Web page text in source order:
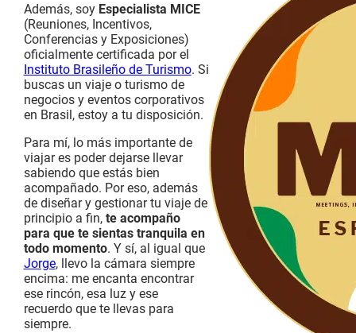
Además, soy Especialista MICE
(Reuniones, Incentivos,
Conferencias y Exposiciones)
oficialmente certificada por el
Instituto Brasileño de Turismo. Si
buscas un viaje o turismo de
negocios y eventos corporativos
en Brasil, estoy a tu disposición.
Para mí, lo más importante de
viajar es poder dejarse llevar
sabiendo que estás bien
acompañado. Por eso, además
de diseñar y gestionar tu viaje de
principio a fin, te acompaño
para que te sientas tranquila en
todo momento. Y sí, al igual que
Jorge, llevo la cámara siempre
encima: me encanta encontrar
ese rincón, esa luz y ese
recuerdo que te llevas para
siempre.